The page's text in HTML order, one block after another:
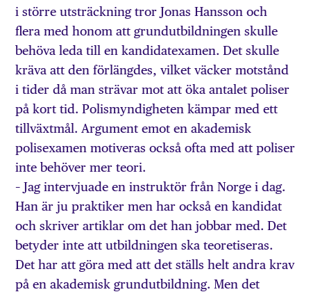
i större utsträckning tror Jonas Hansson och
flera med honom att grundutbildningen skulle
behöva leda till en kandidatexamen. Det skulle
kräva att den förlängdes, vilket väcker motstånd
i tider då man strävar mot att öka antalet poliser
på kort tid. Polismyndigheten kämpar med ett
tillväxtmål. Argument emot en akademisk
polisexamen motiveras också ofta med att poliser
inte behöver mer teori.
– Jag intervjuade en instruktör från Norge i dag.
Han är ju praktiker men har också en kandidat
och skriver artiklar om det han jobbar med. Det
betyder inte att utbildningen ska teoretiseras.
Det har att göra med att det ställs helt andra krav
på en akademisk grundutbildning. Men det